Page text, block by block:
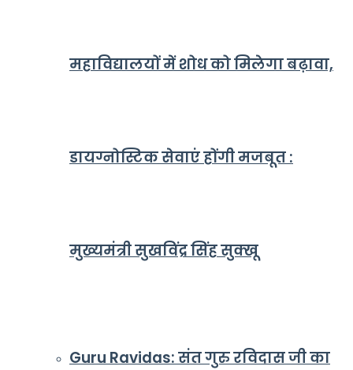
महाविद्यालयों में शोध को मिलेगा बढ़ावा,
डायग्नोस्टिक सेवाएं होंगी मजबूत :
मुख्यमंत्री सुखविंद्र सिंह सुक्खू
Guru Ravidas: संत गुरु रविदास जी का